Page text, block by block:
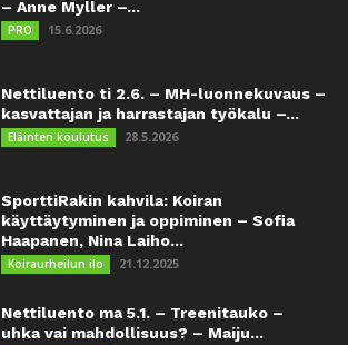
– Anne Myller –...
PRO 15.6.2026
Nettiluento ti 2.6. – MH-luonnekuvaus –
kasvattajan ja harrastajan työkalu –...
Eläinten koulutus 28.5.2026
SporttiRakin kahvila: Koiran
käyttäytyminen ja oppiminen – Sofia
Haapanen, Nina Laiho...
Koiraurheilun ilo 21.12.2025
Nettiluento ma 5.1. – Treenitauko –
uhka vai mahdollisuus? – Maiju...